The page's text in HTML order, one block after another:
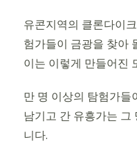
유콘지역의 클론다이
험가들이 금광을 찾아
이는 이렇게 만들어진
만 명 이상의 탐험가들
남기고 간 유흥가는
니다.